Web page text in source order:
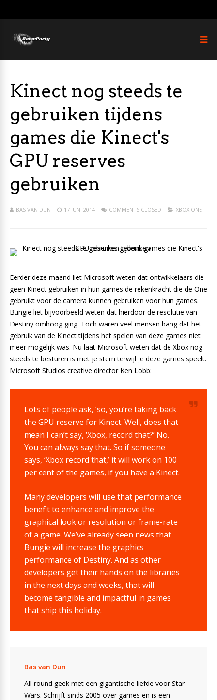
Kinect nog steeds te
gebruiken tijdens
games die Kinect's
GPU reserves
gebruiken
BAS VAN DUN 17 JUNI 2014 COMMENTS CLOSED XBOX ONE
Eerder deze maand liet Microsoft weten dat ontwikkelaars die
geen Kinect gebruiken in hun games de rekenkracht die de One
gebruikt voor de camera kunnen gebruiken voor hun games.
Bungie liet bijvoorbeeld weten dat hierdoor de resolutie van
Destiny omhoog ging. Toch waren veel mensen bang dat het
gebruik van de Kinect tijdens het spelen van deze games niet
meer mogelijk was. Nu laat Microsoft weten dat de Xbox nog
steeds te besturen is met je stem terwijl je deze games speelt.
Microsoft Studios creative director Ken Lobb:
Lots of people ask, ‘so, you’re taking back
the GPU reserve for Kinect. Well, does that
mean I can’t say, ‘Xbox, record that?’ No.
You can always say that. So if someone
says, ‘Xbox record that,’ it will work on 100
per cent of the games, if you have a Kinect.
Many developers will use that performance
benefit to enhance and improve the
graphical look or resolution or frame-rate
of a game. We’ve already seen news that
Bungie will increase the graphics
performance of Destiny. And as other
developers get their hands on the libraries
in the next days and weeks, that will
become tangible and impactful in games
that ship this holiday.
Bas van Dun
All-round geek met een gigantische liefde voor Star
Wars. Schrijft sinds 2005 over games en is een